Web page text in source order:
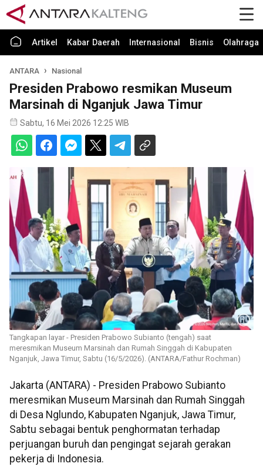
Artikel Kabar Daerah Internasional Bisnis Olahraga
ANTARA Nasional
Presiden Prabowo resmikan Museum
Marsinah di Nganjuk Jawa Timur
Sabtu, 16 Mei 2026 12:25 WIB
Tangkapan layar - Presiden Prabowo Subianto (tengah) saat
meresmikan Museum Marsinah dan Rumah Singgah di Kabupaten
Nganjuk, Jawa Timur, Sabtu (16/5/2026). (ANTARA/Fathur Rochman)
Jakarta (ANTARA) - Presiden Prabowo Subianto
meresmikan Museum Marsinah dan Rumah Singgah
di Desa Nglundo, Kabupaten Nganjuk, Jawa Timur,
Sabtu sebagai bentuk penghormatan terhadap
perjuangan buruh dan pengingat sejarah gerakan
pekerja di Indonesia.